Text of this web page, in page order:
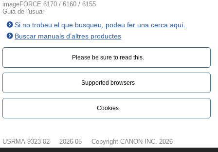
imageFORCE 6170 / 6160 / 6155
Guia de l'usuari
Si no trobeu el que busqueu, podeu fer una cerca aquí.
Buscar manuals d’altres productes
Please be sure to read this.‎
Supported browsers
Cookies
USRMA-9323-02 2026-05 Copyright CANON INC. 2026